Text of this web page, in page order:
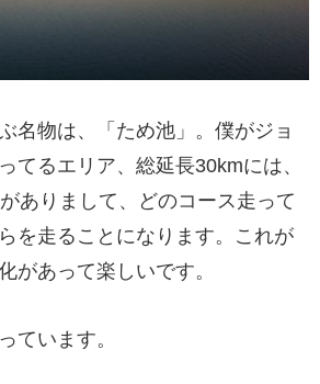
名物は、「ため池」。僕がジョ
てるエリア、総延長30kmには、
ありまして、どのコース走って
を走ることになります。これが
があって楽しいです。
ています。